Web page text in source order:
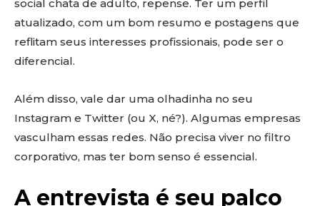
social chata de adulto, repense. Ter um perfil
atualizado, com um bom resumo e postagens que
reflitam seus interesses profissionais, pode ser o
diferencial.
Além disso, vale dar uma olhadinha no seu
Instagram e Twitter (ou X, né?). Algumas empresas
vasculham essas redes. Não precisa viver no filtro
corporativo, mas ter bom senso é essencial.
A entrevista é seu palco